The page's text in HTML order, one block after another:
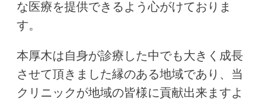
な医療を提供できるよう心がけておりま
す。
本厚木は自身が診療した中でも大きく成長
させて頂きました縁のある地域であり、当
クリニックが地域の皆様に貢献出来ますよ